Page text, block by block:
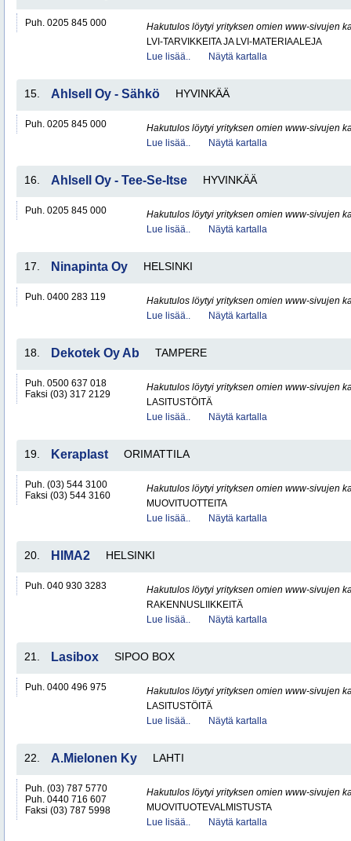
Puh. 0205 845 000
Hakutulos löytyi yrityksen omien www-sivujen
LVI-TARVIKKEITA JA LVI-MATERIAALEJA
Lue lisää..
Näytä kartalla
15. Ahlsell Oy - Sähkö HYVINKÄÄ
Puh. 0205 845 000
Hakutulos löytyi yrityksen omien www-sivujen
Lue lisää..
Näytä kartalla
16. Ahlsell Oy - Tee-Se-Itse HYVINKÄÄ
Puh. 0205 845 000
Hakutulos löytyi yrityksen omien www-sivujen
Lue lisää..
Näytä kartalla
17. Ninapinta Oy HELSINKI
Puh. 0400 283 119
Hakutulos löytyi yrityksen omien www-sivujen
Lue lisää..
Näytä kartalla
18. Dekotek Oy Ab TAMPERE
Puh. 0500 637 018
Faksi (03) 317 2129
Hakutulos löytyi yrityksen omien www-sivujen
LASITUSTÖITÄ
Lue lisää..
Näytä kartalla
19. Keraplast ORIMATTILA
Puh. (03) 544 3100
Faksi (03) 544 3160
Hakutulos löytyi yrityksen omien www-sivujen
MUOVITUOTTEITA
Lue lisää..
Näytä kartalla
20. HIMA2 HELSINKI
Puh. 040 930 3283
Hakutulos löytyi yrityksen omien www-sivujen
RAKENNUSLIIKKEITÄ
Lue lisää..
Näytä kartalla
21. Lasibox SIPOO BOX
Puh. 0400 496 975
Hakutulos löytyi yrityksen omien www-sivujen
LASITUSTÖITÄ
Lue lisää..
Näytä kartalla
22. A.Mielonen Ky LAHTI
Puh. (03) 787 5770
Puh. 0440 716 607
Faksi (03) 787 5998
Hakutulos löytyi yrityksen omien www-sivujen
MUOVITUOTEVALMISTUSTA
Lue lisää..
Näytä kartalla